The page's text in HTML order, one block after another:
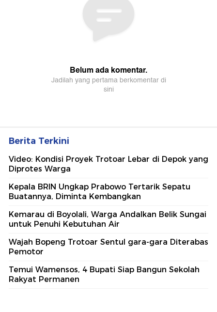
Berita Terkini
Video: Kondisi Proyek Trotoar Lebar di Depok yang
Diprotes Warga
Kepala BRIN Ungkap Prabowo Tertarik Sepatu
Buatannya, Diminta Kembangkan
Kemarau di Boyolali, Warga Andalkan Belik Sungai
untuk Penuhi Kebutuhan Air
Wajah Bopeng Trotoar Sentul gara-gara Diterabas
Pemotor
Temui Wamensos, 4 Bupati Siap Bangun Sekolah
Rakyat Permanen